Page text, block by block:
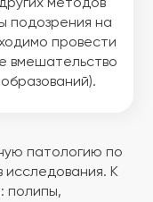
методов
подозрения на
провести
вмешательство
патологию по
исследования. К
полипы,